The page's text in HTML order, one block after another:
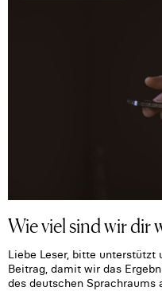
Wie viel sind wir dir
Liebe Leser, bitte
Beitrag, damit wir das
des deutschen Sprachraums